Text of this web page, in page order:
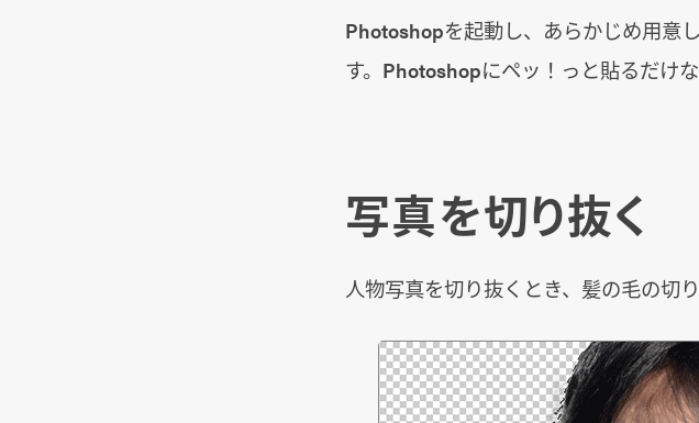
Photoshopを起動し、あらかじめ用意
す。Photoshopにペッ！っと貼るだけ
写真を切り抜く
人物写真を切り抜くとき、髪の毛の切